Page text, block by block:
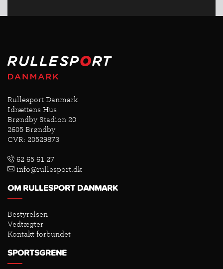
Rullesport Danmark
Idrættens Hus
Brøndby Stadion 20
2605 Brøndby
CVR: 20529873
62 65 61 27
info@rullesport.dk
OM RULLESPORT DANMARK
Bestyrelsen
Vedtægter
Kontakt forbundet
SPORTSGRENE